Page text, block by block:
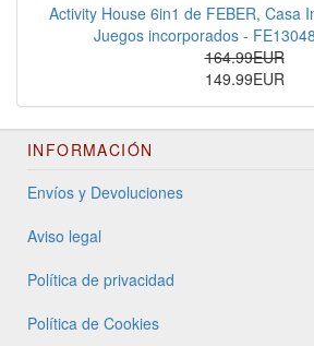
Activity House 6in1 de FEBER, Casa
Juegos incorporados -
164.99EUR
149.99EUR
INFORMACIÓN
Envíos y Devoluciones
Aviso legal
Política de privacidad
Política de Cookies